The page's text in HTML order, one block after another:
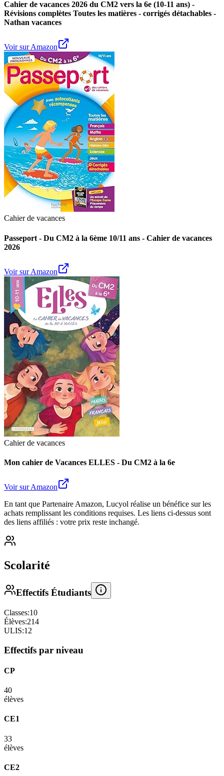
Cahier de vacances 2026 du CM2 vers la 6e (10-11 ans) -
Révisions complètes Toutes les matières - corrigés détachables -
Nathan vacances
Voir sur Amazon
Cahier de vacances
Passeport - Du CM2 à la 6ème 10/11 ans - Cahier de vacances
2026
Voir sur Amazon
Cahier de vacances
Mon cahier de Vacances ELLES - Du CM2 à la 6e
Voir sur Amazon
En tant que Partenaire Amazon, Lucyol réalise un bénéfice sur les
achats remplissant les conditions requises. Les liens ci-dessus sont
des liens affiliés : votre prix reste inchangé.
Scolarité
Effectifs Étudiants
Classes:10
Élèves:214
ULIS:12
Effectifs par niveau
CP
40
élèves
CE1
33
élèves
CE2